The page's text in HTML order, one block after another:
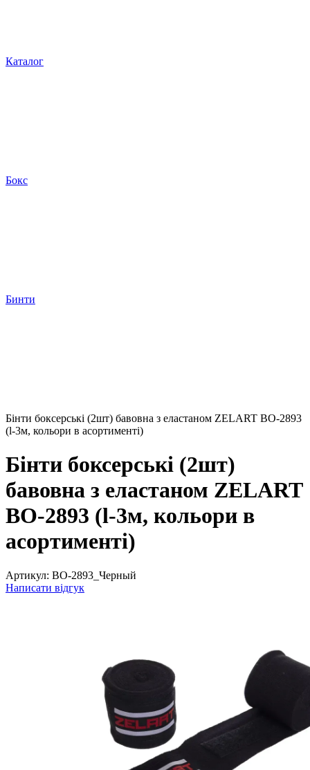
Каталог
Бокс
Бинти
Бінти боксерські (2шт) бавовна з еластаном ZELART BO-2893
(l-3м, кольори в асортименті)
Бінти боксерські (2шт)
бавовна з еластаном ZELART
BO-2893 (l-3м, кольори в
асортименті)
Артикул: BO-2893_Черный
Написати відгук